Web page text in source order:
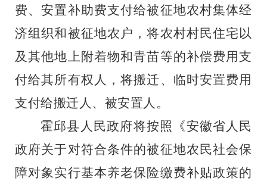
费、安置补助费支付给被征地农村集体经
济组织和被征地农户，将农村村民住宅以
及其他地上附着物和青苗等的补偿费用支
付给其所有权人，将搬迁、临时安置费用
支付给搬迁人、被安置人。
霍邱县人民政府将按照《安徽省人民
政府关于对符合条件的被征地农民社会保
障对象实行基本养老保险缴费补贴政策的